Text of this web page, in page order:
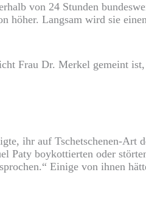
von 24 Stunden
höher. Langsam wird sie
Frau Dr. Merkel gemeint
ihr auf Tschetschenen-Art
Paty boykottierten oder
Einige von ihnen